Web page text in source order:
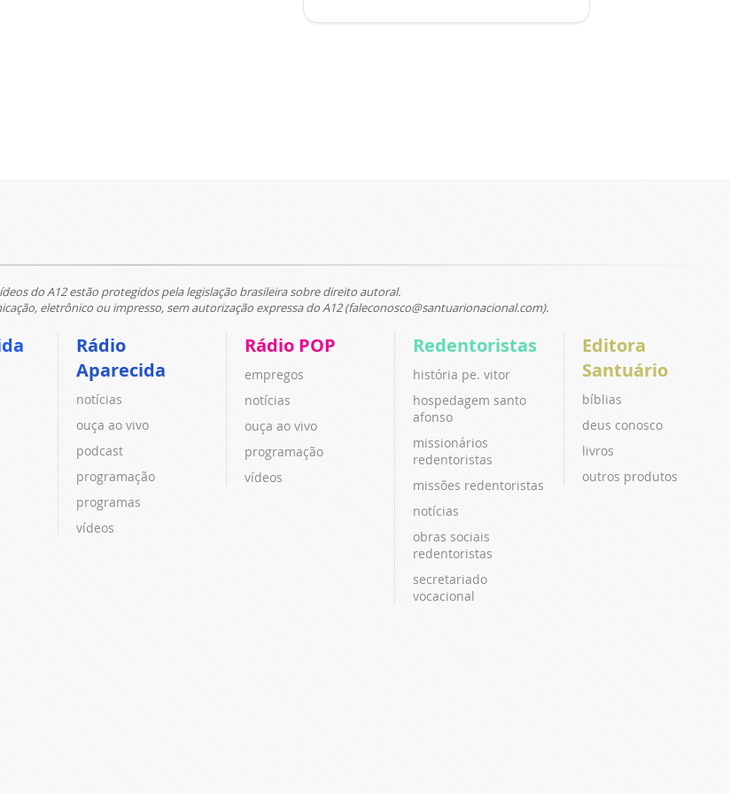
do A12 estão protegidos pela legislação brasileira sobre direito autoral.
eletrônico ou impresso, sem autorização expressa do A12 (faleconosco@santuarionacional.com).
Rádio
Aparecida
notícias
ouça ao vivo
podcast
programação
programas
vídeos
Rádio POP
empregos
notícias
ouça ao vivo
programação
vídeos
Redentoristas
história pe. vitor
hospedagem santo
afonso
missionários
redentoristas
missões redentoristas
notícias
obras sociais
redentoristas
secretariado
vocacional
Editora
Santuário
bíblias
deus conosco
livros
outros produtos